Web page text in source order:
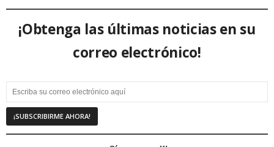
¡Obtenga las últimas noticias en su
correo electrónico!